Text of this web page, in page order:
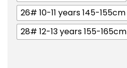
26# 10-11 years 145-155cm
28# 12-13 years 155-165cm